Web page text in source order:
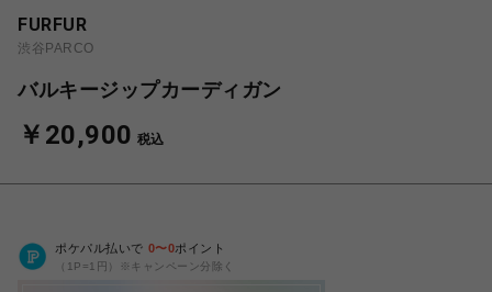
FURFUR
渋谷PARCO
バルキージップカーディガン
￥20,900 税込
ポケパル払いで 0〜0ポイント
（1P=1円）※キャンペーン分除く